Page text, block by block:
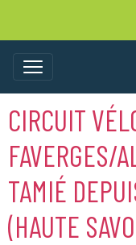
CIRCUIT
FAVERGES/
TAMIÉ
(HAUTE